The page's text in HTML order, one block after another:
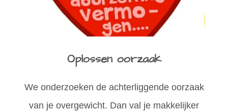
Oplossen oorzaak
We onderzoeken de achterliggende oorzaak
van je overgewicht. Dan val je makkelijker